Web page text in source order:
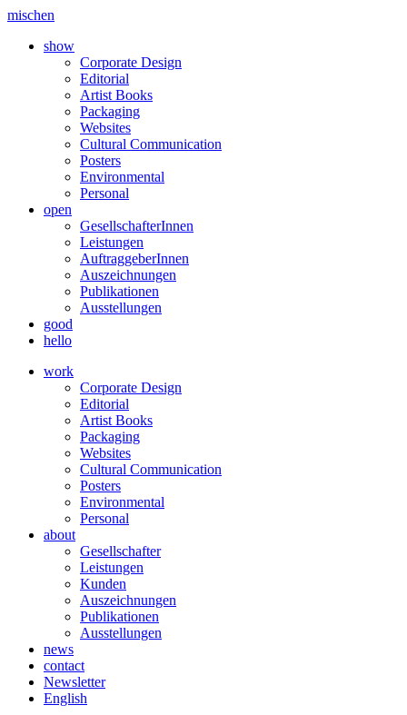
mischen
show
Corporate Design
Editorial
Artist Books
Packaging
Websites
Cultural Communication
Posters
Environmental
Personal
open
GesellschafterInnen
Leistungen
AuftraggeberInnen
Auszeichnungen
Publikationen
Ausstellungen
good
hello
work
Corporate Design
Editorial
Artist Books
Packaging
Websites
Cultural Communication
Posters
Environmental
Personal
about
Gesellschafter
Leistungen
Kunden
Auszeichnungen
Publikationen
Ausstellungen
news
contact
Newsletter
English